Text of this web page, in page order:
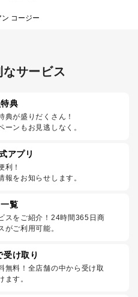
コージー
サービス
典
典が盛りだくさん！
ーンもお見逃しなく。
アプリ
利！
報をお知らせします。
覧
スをご紹介！24時間365日商
がご利用可能。
け取り
無料！全店舗の中から受け取
ます。